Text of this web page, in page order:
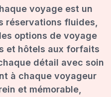
voyage est un
réservations fluides,
options de voyage
et hôtels aux forfaits
détail avec soin
à chaque voyageur
et mémorable,